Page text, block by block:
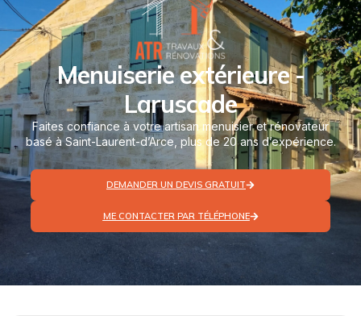
Menuiserie extérieure -
Laruscade
Faites confiance à votre artisan menuisier et rénovateur
basé à Saint-Laurent-d’Arce, plus de 20 ans d’expérience.
DEMANDER UN DEVIS GRATUIT
ME CONTACTER PAR TÉLÉPHONE